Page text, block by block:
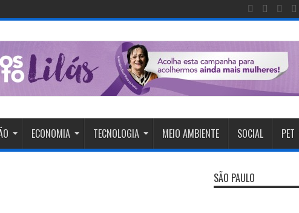
ECONOMIA TECNOLOGIA MEIO AMBIENTE SOCIAL PET
SÃO PAULO